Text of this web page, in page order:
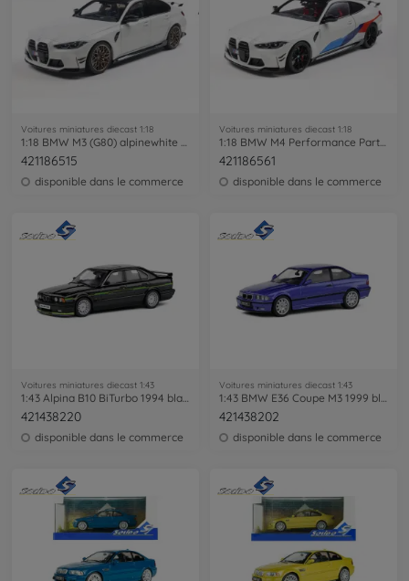
Voitures miniatures diecast 1:18
1:18 BMW M3 (G80) alpinewhite uni
421186515
disponible dans le commerce
Voitures miniatures diecast 1:18
1:18 BMW M4 Performance Parts M Deco
421186561
disponible dans le commerce
Voitures miniatures diecast 1:43
421438220
disponible dans le commerce
Voitures miniatures diecast 1:43
421438202
disponible dans le commerce